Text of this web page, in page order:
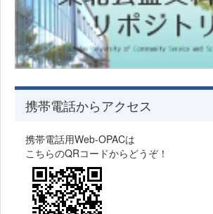
携帯電話からアクセス
携帯電話用Web-OPACは
こちらのQRコードからどうぞ！